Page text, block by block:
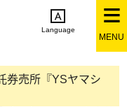
Language
한국어
MENU
券売所『YSヤマシ